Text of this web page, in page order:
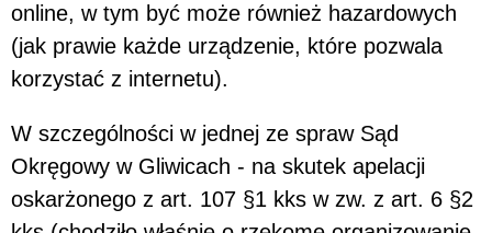
online, w tym być może również hazardowych
(jak prawie każde urządzenie, które pozwala
korzystać z internetu).
W szczególności w jednej ze spraw Sąd
Okręgowy w Gliwicach - na skutek apelacji
oskarżonego z art. 107 §1 kks w zw. z art. 6 §2